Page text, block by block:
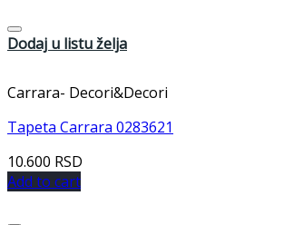
Dodaj u listu želja
Carrara- Decori&Decori
Tapeta Carrara 0283621
10.600 RSD
Add to cart